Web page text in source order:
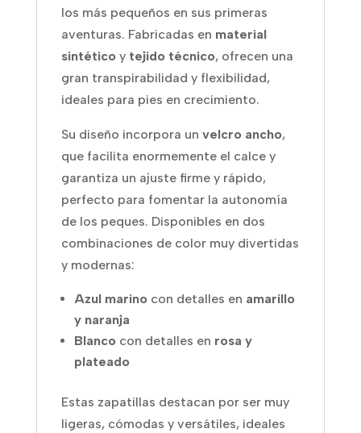
los más pequeños en sus primeras
aventuras. Fabricadas en material
sintético y tejido técnico, ofrecen una
gran transpirabilidad y flexibilidad,
ideales para pies en crecimiento.
Su diseño incorpora un velcro ancho,
que facilita enormemente el calce y
garantiza un ajuste firme y rápido,
perfecto para fomentar la autonomía
de los peques. Disponibles en dos
combinaciones de color muy divertidas
y modernas:
Azul marino con detalles en amarillo
y naranja
Blanco con detalles en rosa y
plateado
Estas zapatillas destacan por ser muy
ligeras, cómodas y versátiles, ideales